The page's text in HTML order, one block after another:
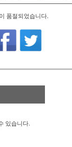
품절되었습니다.
있습니다.